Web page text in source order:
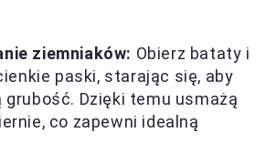
ziemniaków: Obierz bataty i
paski, starając się, aby
grubość. Dzięki temu usmażą
co zapewni idealną